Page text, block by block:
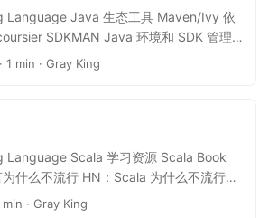
Language Java 生态工具 Maven/Ivy 依
SDKMAN Java 环境和 SDK 管理
环境和一些常见 SDK 的管理，包
· 1 min · Gray King
Language Scala 学习资源 Scala Book
什么不流行 HN：Scala 为什么不流行
不流行 结论：Java 人才更多且成本更
min · Gray King